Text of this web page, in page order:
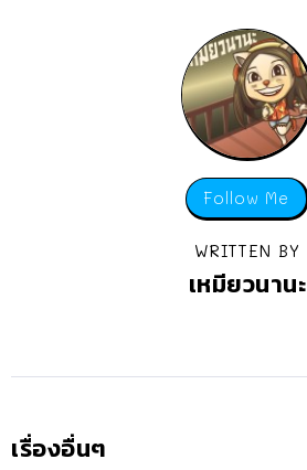
Follow Me
WRITTEN BY
เหมียวนานะ
เรื่องอื่นๆ